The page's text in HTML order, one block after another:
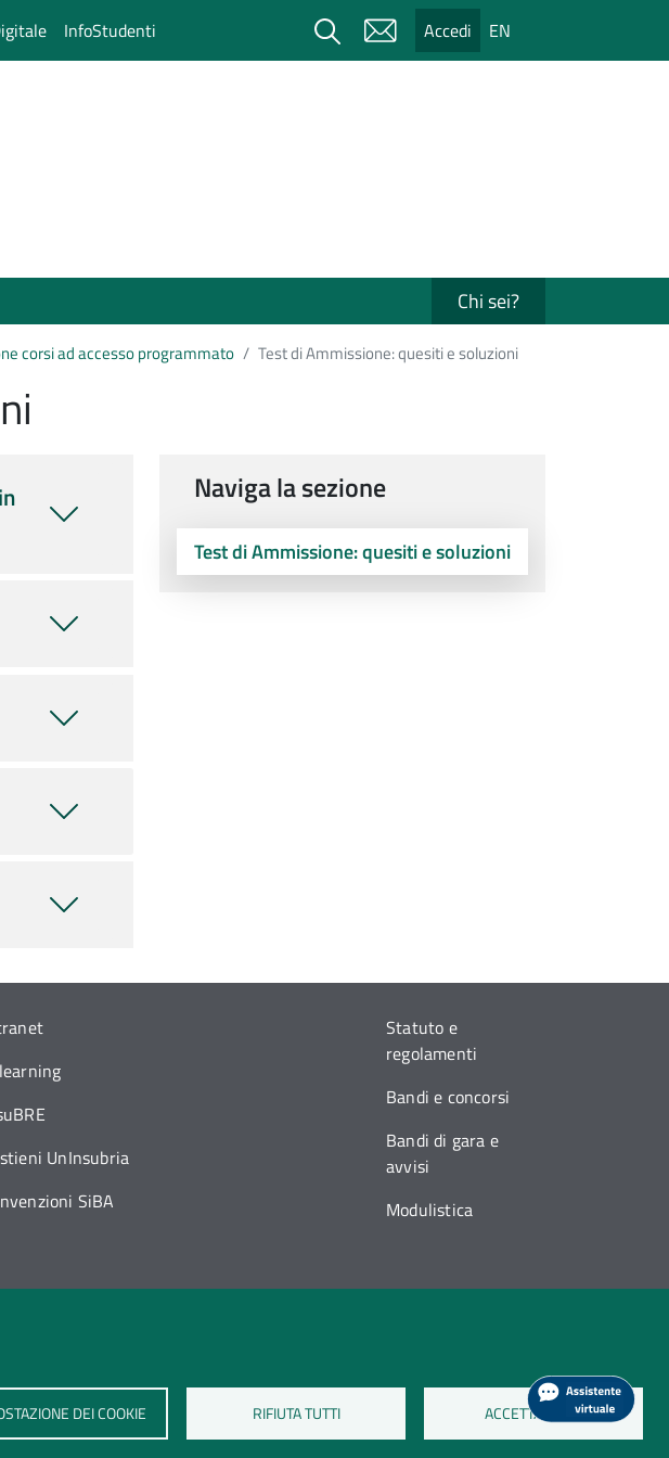
InfoStudenti Cerca Accedi EN
Chi sei?
corsi ad accesso programmato Test di Ammissione: quesiti e soluzioni
Naviga la sezione
Test di Ammissione: quesiti e soluzioni
DEI COOKIE RIFIUTA TUTTI ACCETTA TUTTI
UnInsubria
SiBA
Statuto e
regolamenti
Bandi e concorsi
Bandi di gara e
avvisi
Modulistica